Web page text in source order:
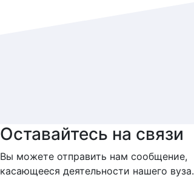
Оставайтесь на связи
Вы можете отправить нам сообщение,
касающееся деятельности нашего вуза.